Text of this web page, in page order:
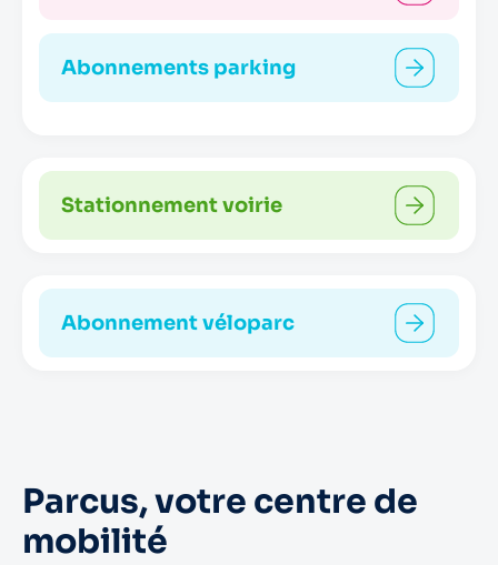
Abonnements parking
Stationnement voirie
Abonnement véloparc
Parcus, votre centre de
mobilité